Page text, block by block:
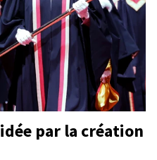
par la création